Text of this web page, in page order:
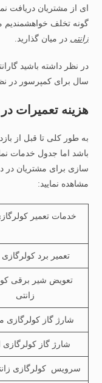
ای از مشتریان دریافت
گونه تخلف خواهشمندیم
زانتی در میان گذارید.
سال برای کمپرسور در
هزینه تعمیرات
به طور کلی تا قبل از
باشد اما جدول خدمات
سازی برای مشتریان در
مشاهده نمایید:
خدمات تعمیر
تعمیر برد کولرگازی
تعویض شیر برقی
زانتی
شارژ گاز کولرگازی
شارژ گاز کولرگازی
سرویس کولرگازی